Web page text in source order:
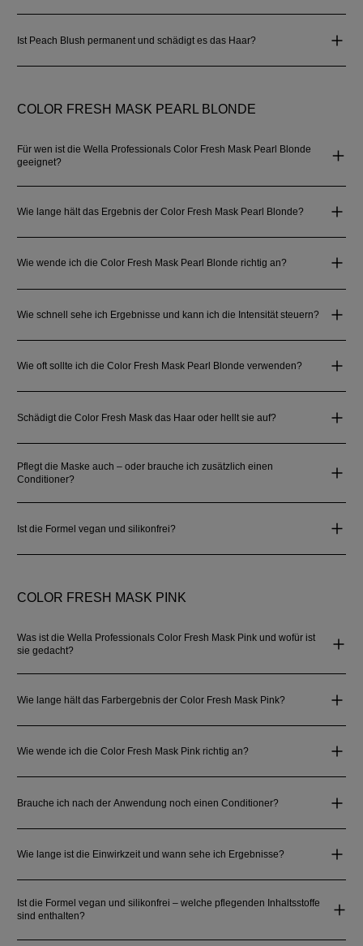
Ist Peach Blush permanent und schädigt es das Haar?
COLOR FRESH MASK PEARL BLONDE
Für wen ist die Wella Professionals Color Fresh Mask Pearl Blonde
geeignet?
Wie lange hält das Ergebnis der Color Fresh Mask Pearl Blonde?
Wie wende ich die Color Fresh Mask Pearl Blonde richtig an?
Wie schnell sehe ich Ergebnisse und kann ich die Intensität steuern?
Wie oft sollte ich die Color Fresh Mask Pearl Blonde verwenden?
Schädigt die Color Fresh Mask das Haar oder hellt sie auf?
Pflegt die Maske auch – oder brauche ich zusätzlich einen
Conditioner?
Ist die Formel vegan und silikonfrei?
COLOR FRESH MASK PINK
Was ist die Wella Professionals Color Fresh Mask Pink und wofür ist
sie gedacht?
Wie lange hält das Farbergebnis der Color Fresh Mask Pink?
Wie wende ich die Color Fresh Mask Pink richtig an?
Brauche ich nach der Anwendung noch einen Conditioner?
Wie lange ist die Einwirkzeit und wann sehe ich Ergebnisse?
Ist die Formel vegan und silikonfrei – welche pflegenden Inhaltsstoffe
sind enthalten?